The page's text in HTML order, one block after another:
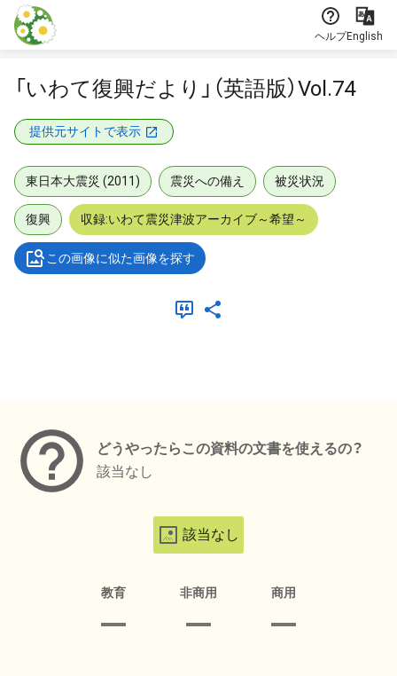
本文に飛ぶ
ヘルプEnglish
「いわて復興だより」（英語版）Vol.74
提供元サイトで表示
東日本大震災 (2011) 震災への備え 被災状況
復興 収録:いわて震災津波アーカイブ～希望～
この画像に似た画像を探す
どうやったらこの資料の文書を使えるの？
該当なし
該当なし
教育 非商用 商用